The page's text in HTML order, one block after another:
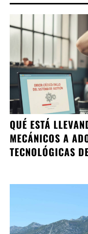
QUÉ ESTÁ
MECÁNICOS A
TECNOLÓGICAS